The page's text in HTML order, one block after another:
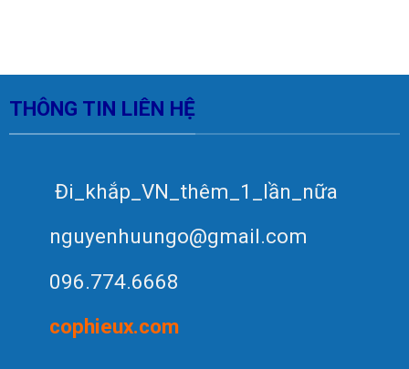
THÔNG TIN LIÊN HỆ
Đi_khắp_VN_thêm_1_lần_nữa
nguyenhuungo@gmail.com
096.774.6668
cophieux.com